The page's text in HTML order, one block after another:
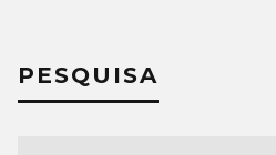
PESQUISA